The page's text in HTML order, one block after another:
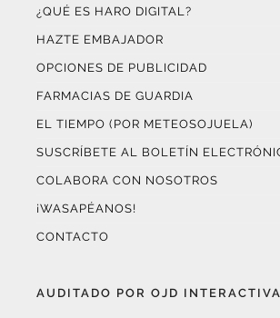
¿QUÉ ES HARO DIGITAL?
HAZTE EMBAJADOR
OPCIONES DE PUBLICIDAD
FARMACIAS DE GUARDIA
EL TIEMPO (POR METEOSOJUELA)
SUSCRÍBETE AL BOLETÍN
COLABORA CON NOSOTROS
¡WASAPÉANOS!
CONTACTO
AUDITADO POR OJD INTERACTIVA